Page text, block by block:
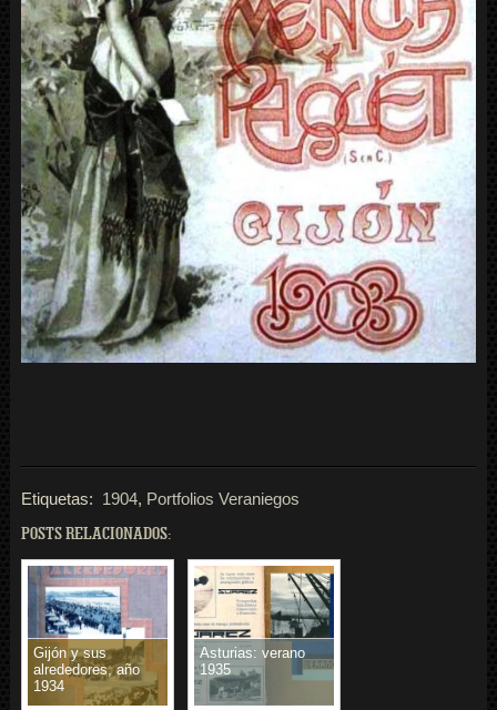
Etiquetas: 1904, Portfolios Veraniegos
POSTS RELACIONADOS:
Gijón y sus
alrededores, año
1934
Asturias: verano
1935